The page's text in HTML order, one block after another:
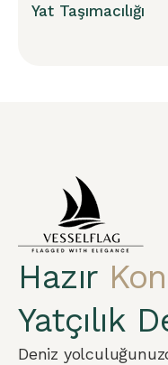
Yat Taşımacılığı
Hazır
Yatçılık
Deniz